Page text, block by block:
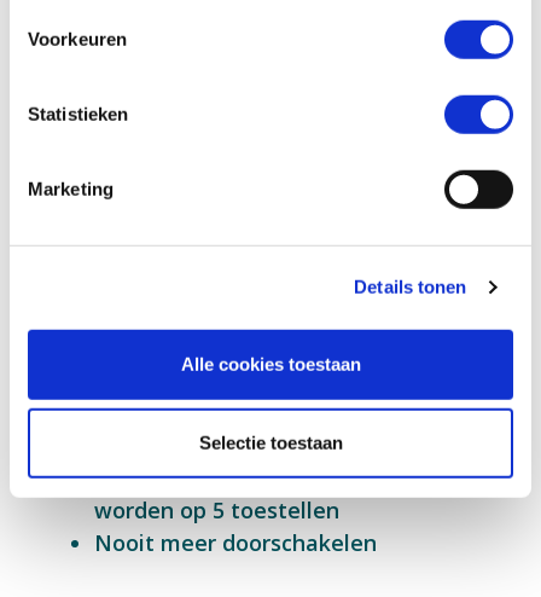
Voorkeuren
Statistieken
Marketing
Details tonen
Alle cookies toestaan
Selectie toestaan
Dubline heeft de volgende
voordelen:
Tot 5 nummers op je mobiel
Geen kosten voor inkomende
Per account kan de app gebruikt
worden op 5 toestellen
Nooit meer doorschakelen